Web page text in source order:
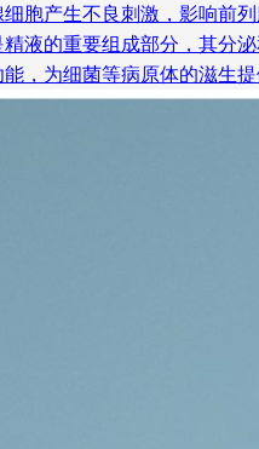
胞产生不良刺激，影响前
液的重要组成部分，其分
，为细菌等病原体的滋生